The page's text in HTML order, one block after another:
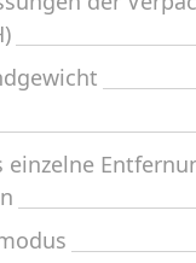
einzelne